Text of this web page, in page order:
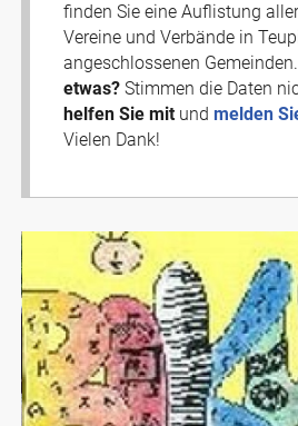
finden Sie eine Auflistung
Vereine und Verbände in
angeschlossenen Gemeinden.
etwas? Stimmen die Daten
helfen Sie mit undmelden
Vielen Dank!